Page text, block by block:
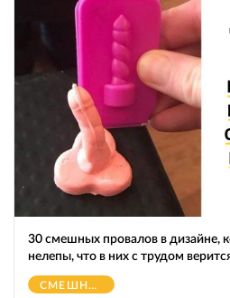
30 смешных провалов в дизайне,
нелепы, что в них с трудом
СМЕШНОЕ